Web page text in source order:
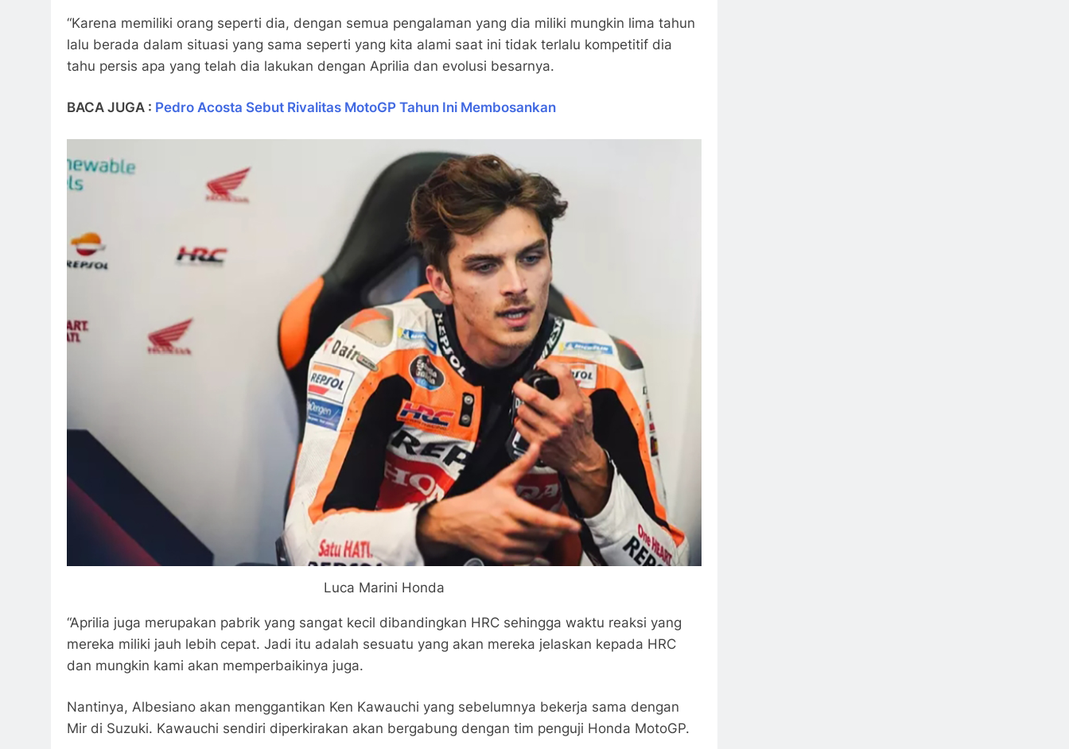
“Karena memiliki orang seperti dia, dengan semua pengalaman yang dia miliki mungkin lima tahun
lalu berada dalam situasi yang sama seperti yang kita alami saat ini tidak terlalu kompetitif dia
tahu persis apa yang telah dia lakukan dengan Aprilia dan evolusi besarnya.
BACA JUGA : Pedro Acosta Sebut Rivalitas MotoGP Tahun Ini Membosankan
Luca Marini Honda
“Aprilia juga merupakan pabrik yang sangat kecil dibandingkan HRC sehingga waktu reaksi yang
mereka miliki jauh lebih cepat. Jadi itu adalah sesuatu yang akan mereka jelaskan kepada HRC
dan mungkin kami akan memperbaikinya juga.
Nantinya, Albesiano akan menggantikan Ken Kawauchi yang sebelumnya bekerja sama dengan
Mir di Suzuki. Kawauchi sendiri diperkirakan akan bergabung dengan tim penguji Honda MotoGP.